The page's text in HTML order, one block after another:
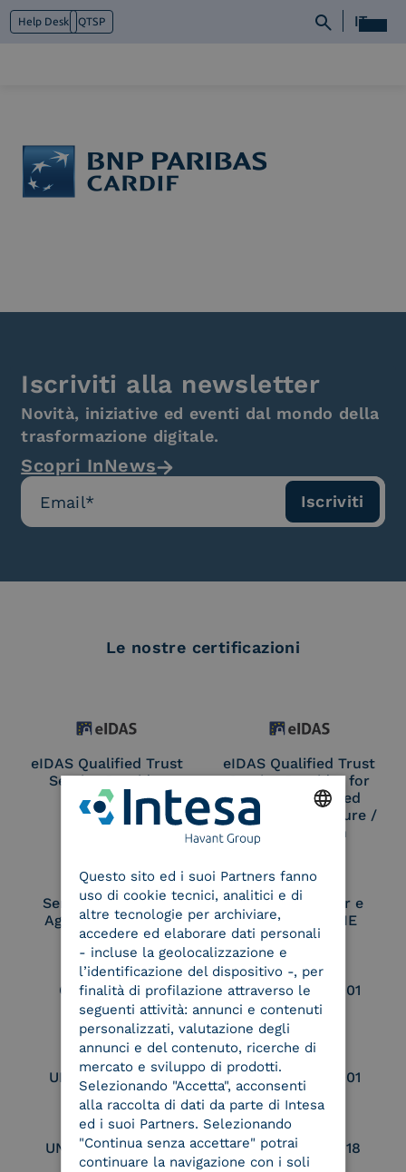
Help Desk QTSP IT
Cosa facciamo
Piattaforme
Iscriviti alla newsletter
Novità, iniziative ed eventi dal mondo della
trasformazione digitale.
Scopri InNews
Le nostre certificazioni
eIDAS Qualified Trust
Service Provider
eIDAS Qualified Trust
Service Provider for
Remote Qualified
Electronic Signature /
Seal Creation
Service Provider e
Aggregatore SPID
Service Provider e
Aggregatore CIE
Conservatore
qualificato
UNI EN ISO 37001
UNI EN ISO 9001 UNI EN ISO 27001
UNI EN ISO 27017 UNI EN ISO 27018
ITALIAN
Questo sito ed i suoi Partners fanno
uso di cookie tecnici, analitici e di
altre tecnologie per archiviare,
accedere ed elaborare dati personali
- incluse la geolocalizzazione e
l’identificazione del dispositivo -, per
finalità di profilazione attraverso le
seguenti attività: annunci e contenuti
personalizzati, valutazione degli
annunci e del contenuto, ricerche di
mercato e sviluppo di prodotti.
Selezionando "Accetta", acconsenti
alla raccolta di dati da parte di Intesa
ed i suoi Partners. Selezionando
"Continua senza accettare" potrai
continuare la navigazione con i soli